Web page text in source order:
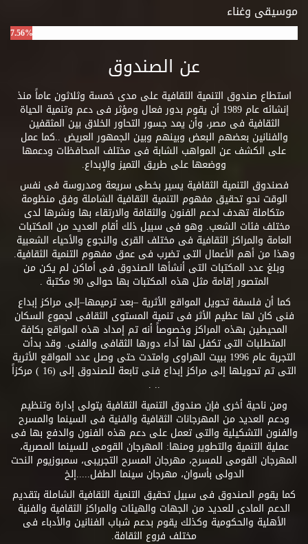
موسيقى وغناء
7.56%
عن الصندوق
استطاع صندوق التنمية الثقافية على مدى خمسة وثلاثون عاماً منذ
إنشائه عام 1989 أن يقوم بدور فعال ومؤثر فى دعم وتنمية الحياة
الثقافية فى مصر، وأن يمد جسور التحاور الخلاق بين المثقفين
والفنانين بعضهم البعض وبينهم وبين الجمهور العريض ..كما عمل
على الكشف عن المواهب الشابة فى مختلف المحافظات ودعمها
ووضعها على طريق التميز والإبداع.
فصندوق التنمية الثقافية يسير بخطى سريعة ومدروسة فى نفس
الوقت نحو تحقيق مفهوم التنمية الثقافية الشاملة وفق منظومة
متكاملة تهدف لدعم الفنون والثقافة والارتقاء بها ونشرها لدى
مختلف فئات الشعب. وهو فى سبيل ذلك أقام العديد من المكتبات
العامة والمراكز الثقافية فى مختلف القرى والنجوع والأحياء الشعبية
وهذا من أهم الأعمال التى تضرب فى عمق مفهوم التنمية الثقافية.
وبلغ عدد المكتبات التى أنشأها الصندوق فى أماكن لم يكن من
المتصور إقامة مثل هذه المكتبات بها حوالى 90 مكتبة .
كما أن فلسفة تحويل المواقع الأثرية –بعد ترميمها–إلى مراكز إبداع
فنى كان لها عظيم الأثر فى تنمية المستوى الثقافى لجموع السكان
المحيطين بهذه المراكز وخصوصاً أنه تم إمداد هذه المواقع بكافة
المتطلبات التى تكفل لها أداء دورها الثقافى والفنى. وقد بدأت
التجربة عام 1996 ببيت الهراوى وامتدت حتى وصل عدد المواقع الأثرية
التى تم تحويلها إلى مراكز إبداع فنى تابعة للصندوق إلى (16 ) مركزاً
.. .
ومن ناحية أخرى فإن صندوق التنمية الثقافية يتولى إدارة وتنظيم
ودعم العديد من المهرجانات الثقافية والفنية فى السينما والمسرح
والفنون التشكيلية والتى تعمل على دعم هذه الفنون والدفع بها فى
عملية التنمية والتطوير ومنها: المهرجان القومى للسينما المصرية،
المهرجان القومى للمسرح، مهرجان المسرح التجريبى، سمبوزيوم النحت
الدولى بأسوان، مهرجان سينما الطفل.....إلخ
كما يقوم الصندوق فى سبيل تحقيق التنمية الثقافية الشاملة بتقديم
الدعم المادى للعديد من الجهات والهيئات والمراكز الثقافية والفنية
الأهلية والحكومية وكذلك يقوم بدعم شباب الفنانين والأدباء فى
مختلف فروع الثقافة.